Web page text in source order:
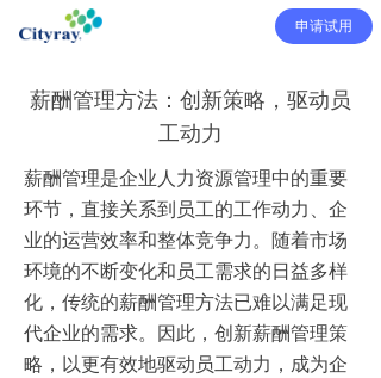
申请试用
薪酬管理方法：创新策略，驱动员
工动力
薪酬管理是企业人力资源管理中的重要
环节，直接关系到员工的工作动力、企
业的运营效率和整体竞争力。随着市场
环境的不断变化和员工需求的日益多样
化，传统的薪酬管理方法已难以满足现
代企业的需求。因此，创新薪酬管理策
略，以更有效地驱动员工动力，成为企